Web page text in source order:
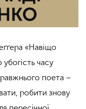
«Навіщо
часу
поета –
робити знову